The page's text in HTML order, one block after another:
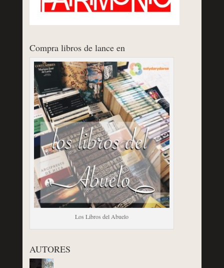
Compra libros de lance en
Los Libros del Abuelo
AUTORES